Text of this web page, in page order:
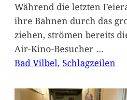
Während die letzten
ihre Bahnen durch das
ziehen, strömen bereits
Air-Kino-Besucher …
Bad Vilbel, Schlagzeilen